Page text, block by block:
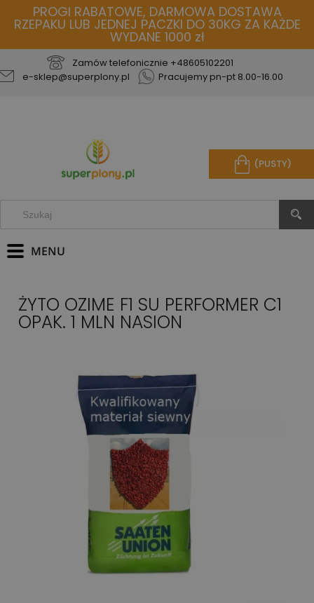
PROGI RABATOWE, DARMOWA DOSTAWA
RZEPAKU LUB JEDNEJ PACZKI DO 30KG ZA KAŻDE
WYDANE 1000 zł
Zamów telefonicznie +48605102201
e-sklep@superplony.pl
Pracujemy pn-pt 8.00-16.00
(PUSTY)
ŻYTO OZIME F1 SU PERFORMER C1
OPAK. 1 MLN NASION